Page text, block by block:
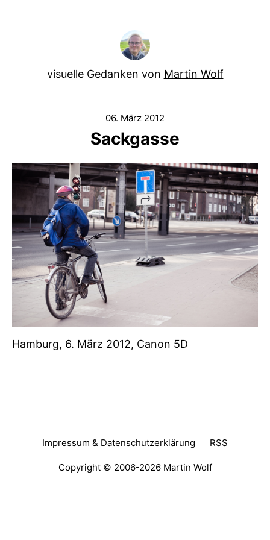
visuelle Gedanken von Martin Wolf
06. März 2012
Sackgasse
Hamburg, 6. März 2012, Canon 5D
Impressum & Datenschutzerklärung RSS
Copyright © 2006-2026 Martin Wolf